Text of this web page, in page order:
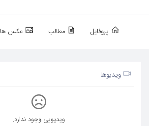
پروفایل مطالب عکس ها
ویدیوها
ویدیویی وجود ندارد.